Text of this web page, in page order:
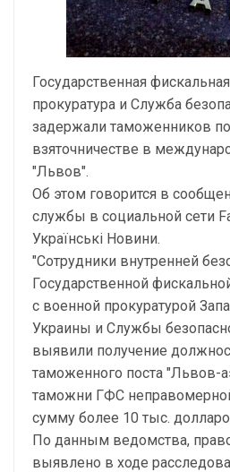
Государственная
прокуратура и Служба
задержали таможенников
взяточничестве в
"Львов".
Об этом говорится в
службы в социальной сети
Українські Новини.
"Сотрудники внутренней
Государственной
с военной прокуратурой
Украины и Службы
выявили получение
таможенного поста "Львов-
таможни ГФС
сумму более 10 тыс.
По данным ведомства,
выявлено в ходе